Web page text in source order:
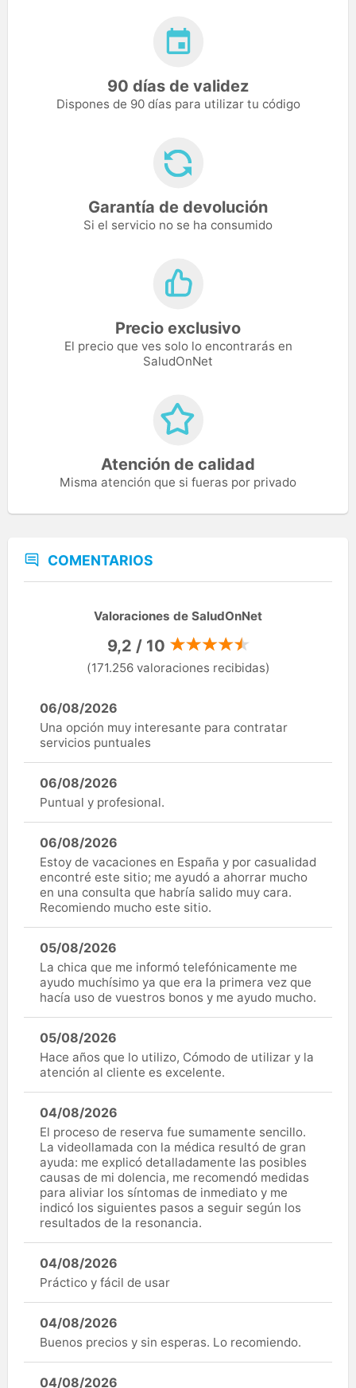
90 días de validez
Dispones de 90 días para utilizar tu código
Garantía de devolución
Si el servicio no se ha consumido
Precio exclusivo
El precio que ves solo lo encontrarás en
SaludOnNet
Atención de calidad
Misma atención que si fueras por privado
COMENTARIOS
Valoraciones de SaludOnNet
9,2 / 10
(171.256 valoraciones recibidas)
06/08/2026
Una opción muy interesante para contratar
servicios puntuales
06/08/2026
Puntual y profesional.
06/08/2026
Estoy de vacaciones en España y por casualidad
encontré este sitio; me ayudó a ahorrar mucho
en una consulta que habría salido muy cara.
Recomiendo mucho este sitio.
05/08/2026
La chica que me informó telefónicamente me
ayudo muchísimo ya que era la primera vez que
hacía uso de vuestros bonos y me ayudo mucho.
05/08/2026
Hace años que lo utilizo, Cómodo de utilizar y la
atención al cliente es excelente.
04/08/2026
El proceso de reserva fue sumamente sencillo.
La videollamada con la médica resultó de gran
ayuda: me explicó detalladamente las posibles
causas de mi dolencia, me recomendó medidas
para aliviar los síntomas de inmediato y me
indicó los siguientes pasos a seguir según los
resultados de la resonancia.
04/08/2026
Práctico y fácil de usar
04/08/2026
Buenos precios y sin esperas. Lo recomiendo.
04/08/2026